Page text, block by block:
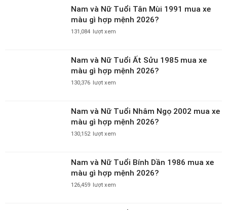
Nam và Nữ Tuổi Tân Mùi 1991 mua xe
màu gì hợp mệnh 2026?
131,084 lượt xem
Nam và Nữ Tuổi Ất Sửu 1985 mua xe
màu gì hợp mệnh 2026?
130,376 lượt xem
Nam và Nữ Tuổi Nhâm Ngọ 2002 mua xe
màu gì hợp mệnh 2026?
130,152 lượt xem
Nam và Nữ Tuổi Bính Dần 1986 mua xe
màu gì hợp mệnh 2026?
126,459 lượt xem